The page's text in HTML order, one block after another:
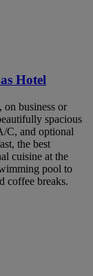
Hotel
on business or
spacious
C, and optional
the best
cuisine at the
pool to
coffee breaks.